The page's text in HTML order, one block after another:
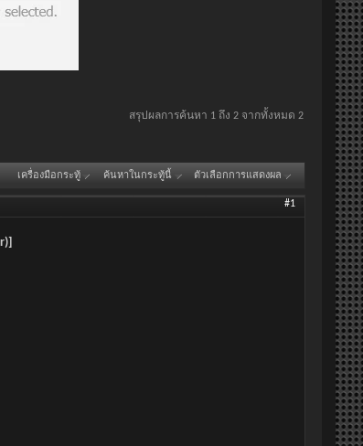
สรุปผลการค้นหา 1 ถึง 2 จากทั้งหมด 2
เครื่องมือกระทู้ ค้นหาในกระทู้นี้ ตัวเลือกการแสดงผล
#1